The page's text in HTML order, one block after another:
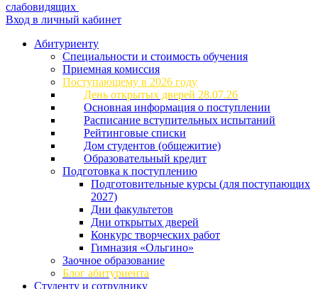
слабовидящих
Вход в личный кабинет
Абитуриенту
Специальности и стоимость обучения
Приемная комиссия
Поступающему в 2026 году
День открытых дверей 28.07.26
Основная информация о поступлении
Расписание вступительных испытаний
Рейтинговые списки
Дом студентов (общежитие)
Образовательный кредит
Подготовка к поступлению
Подготовительные курсы (для поступающих
2027)
Дни факультетов
Дни открытых дверей
Конкурс творческих работ
Гимназия «Ольгино»
Заочное образование
Блог абитуриента
Студенту и сотруднику